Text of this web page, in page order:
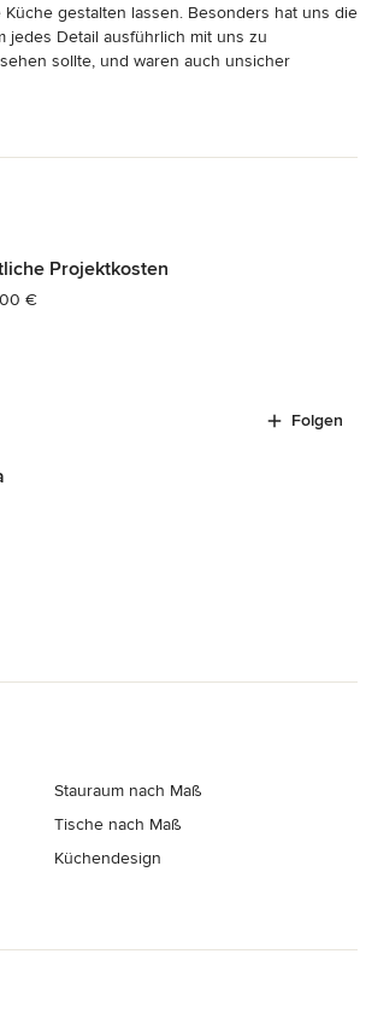
gestalten lassen. Besonders hat uns die
jedes Detail ausführlich mit uns zu
sollte, und waren auch unsicher
der Arbeiten. Jeden Tag freuen wir uns
Projektkosten
€
Folgen
Stauraum nach Maß
Tische nach Maß
Küchendesign